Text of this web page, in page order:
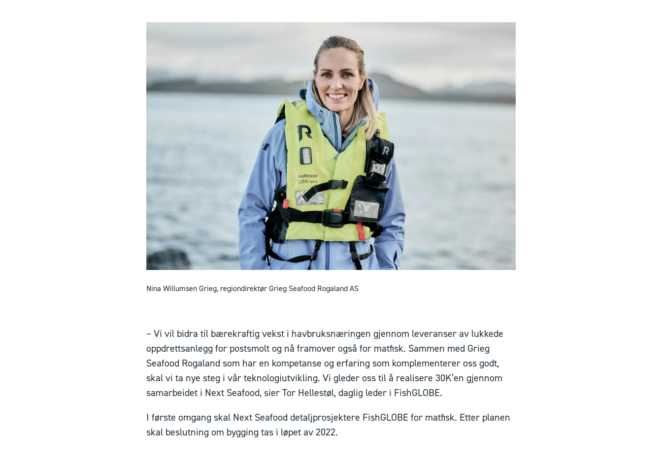
Nina Willumsen Grieg, regiondirektør Grieg Seafood Rogaland AS
– Vi vil bidra til bærekraftig vekst i havbruksnæringen gjennom leveranser av lukkede
oppdrettsanlegg for postsmolt og nå framover også for matfisk. Sammen med Grieg
Seafood Rogaland som har en kompetanse og erfaring som komplementerer oss godt,
skal vi ta nye steg i vår teknologiutvikling. Vi gleder oss til å realisere 30K’en gjennom
samarbeidet i Next Seafood, sier Tor Hellestøl, daglig leder i FishGLOBE.
I første omgang skal Next Seafood detaljprosjektere FishGLOBE for matfisk. Etter planen
skal beslutning om bygging tas i løpet av 2022.